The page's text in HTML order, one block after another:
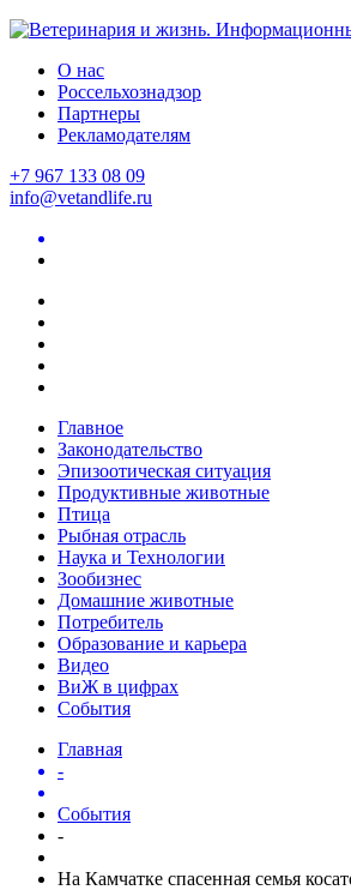
О нас
Россельхознадзор
Партнеры
Рекламодателям
+7 967 133 08 09
info@vetandlife.ru
Главное
Законодательство
Эпизоотическая ситуация
Продуктивные животные
Птица
Рыбная отрасль
Наука и Технологии
Зообизнес
Домашние животные
Потребитель
Образование и карьера
Видео
ВиЖ в цифрах
События
Главная
-
События
-
На Камчатке спасенная семья